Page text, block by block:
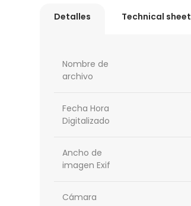
Detalles Technical sheet
Nombre de
archivo
Fecha Hora
Digitalizado
Ancho de
imagen Exif
Cámara